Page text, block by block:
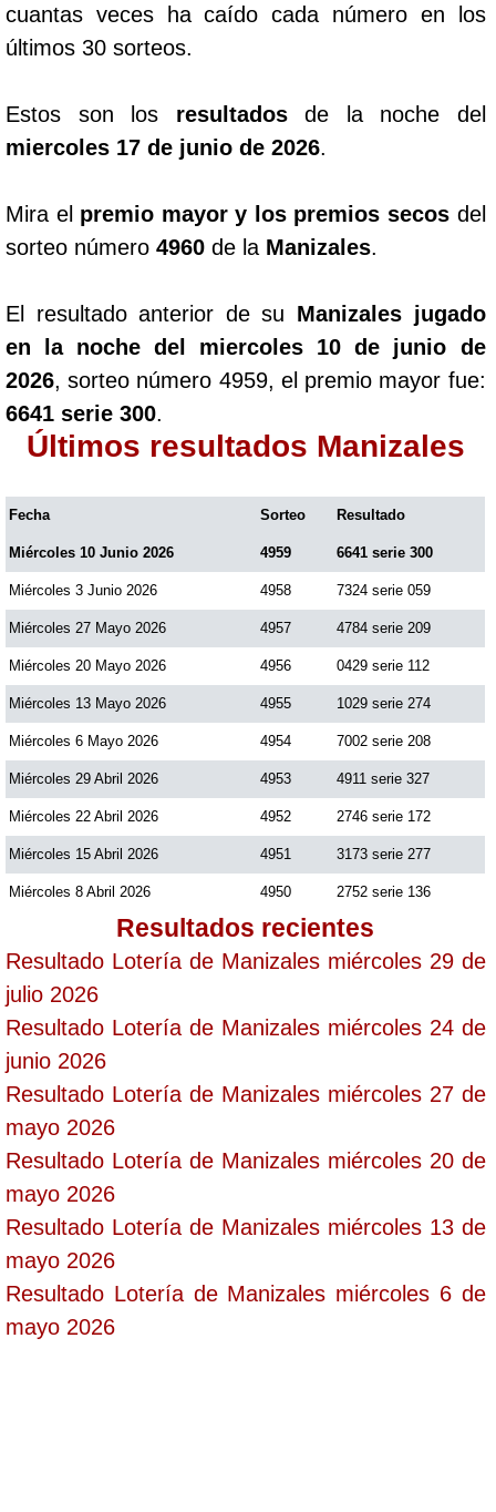
cuantas veces ha caído cada número en los
últimos 30 sorteos.
Estos son los resultadosde la noche del
miercoles 17 de junio de 2026.
Mira el premio mayor y los premios secosdel
sorteo número 4960 de la Manizales.
El resultado anterior de su Manizales jugado
en la noche del miercoles 10 de junio de
2026, sorteo número 4959, el premio mayor fue:
6641 serie 300.
Últimos resultados Manizales
Fecha Sorteo Resultado
Miércoles 10 Junio 2026 4959 6641 serie 300
Miércoles 3 Junio 2026 4958 7324 serie 059
Miércoles 27 Mayo 2026 4957 4784 serie 209
Miércoles 20 Mayo 2026 4956 0429 serie 112
Miércoles 13 Mayo 2026 4955 1029 serie 274
Miércoles 6 Mayo 2026 4954 7002 serie 208
Miércoles 29 Abril 2026 4953 4911 serie 327
Miércoles 22 Abril 2026 4952 2746 serie 172
Miércoles 15 Abril 2026 4951 3173 serie 277
Miércoles 8 Abril 2026 4950 2752 serie 136
Resultados recientes
Resultado Lotería de Manizales miércoles 29 de
julio 2026
Resultado Lotería de Manizales miércoles 24 de
junio 2026
Resultado Lotería de Manizales miércoles 27 de
mayo 2026
Resultado Lotería de Manizales miércoles 20 de
mayo 2026
Resultado Lotería de Manizales miércoles 13 de
mayo 2026
Resultado Lotería de Manizales miércoles 6 de
mayo 2026